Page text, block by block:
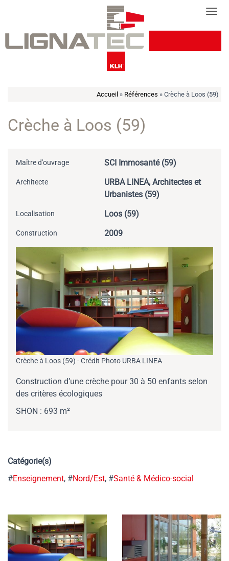
Accueil » Références » Crèche à Loos (59)
Crèche à Loos (59)
Maître d'ouvrage SCI Immosanté (59)
Architecte
URBA LINEA, Architectes et
Urbanistes (59)
Localisation Loos (59)
Construction 2009
Crèche à Loos (59) - Crédit Photo URBA LINEA
Construction d’une crèche pour 30 à 50 enfants selon
des critères écologiques
SHON : 693 m²
Catégorie(s)
#Enseignement, #Nord/Est, #Santé & Médico-social